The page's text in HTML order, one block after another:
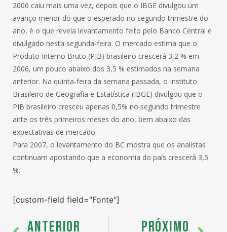
2006 caiu mais uma vez, depois que o IBGE divulgou um
avanço menor do que o esperado no segundo trimestre do
ano, é o que revela levantamento feito pelo Banco Central e
divulgado nesta segunda-feira. O mercado estima que o
Produto Interno Bruto (PIB) brasileiro crescerá 3,2 % em
2006, um pouco abaixo dos 3,5 % estimados na semana
anterior. Na quinta-feira da semana passada, o Instituto
Brasileiro de Geografia e Estatística (IBGE) divulgou que o
PIB brasileiro cresceu apenas 0,5% no segundo trimestre
ante os três primeiros meses do ano, bem abaixo das
expectativas de mercado.
Para 2007, o levantamento do BC mostra que os analistas
continuam apostando que a economia do país crescerá 3,5
%.
[custom-field field="Fonte"]
ANTERIOR PRÓXIMO